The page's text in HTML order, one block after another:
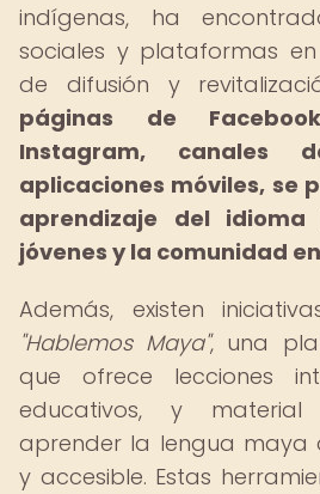
indígenas, ha
sociales y plataformas
de difusión y
páginas de
Instagram, canales
aplicaciones móviles, se
aprendizaje del
jóvenes y la comunidad
Además, existen
"Hablemos Maya", una
que ofrece lecciones
educativos, y
aprender la lengua maya
y accesible. Estas